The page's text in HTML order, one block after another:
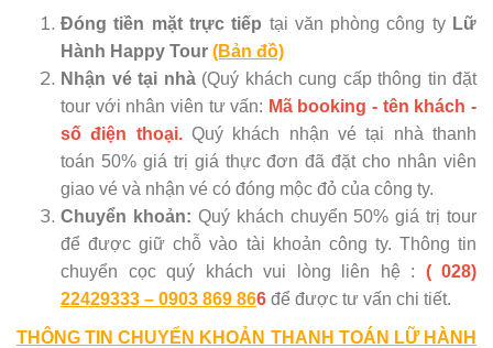
Đóng tiền mặt trực tiếp tại văn phòng công ty Lữ
Hành Happy Tour (Bản đồ)
Nhận vé tại nhà(Quý khách cung cấp thông tin đặt
tour với nhân viên tư vấn: Mã booking - tên khách -
số điện thoại.Quý khách nhận vé tại nhà thanh
toán 50% giá trị giá thực đơn đã đặt cho nhân viên
giao vé và nhận vé có đóng mộc đỏ của công ty.
Chuyển khoản: Quý khách chuyển 50% giá trị tour
để được giữ chỗ vào tài khoản công ty. Thông tin
chuyển cọc quý khách vui lòng liên hệ : ( 028)
22429333 – 0903 869 866 để được tư vấn chi tiết.
THÔNG TIN CHUYỂN KHOẢN THANH TOÁN LỮ HÀNH